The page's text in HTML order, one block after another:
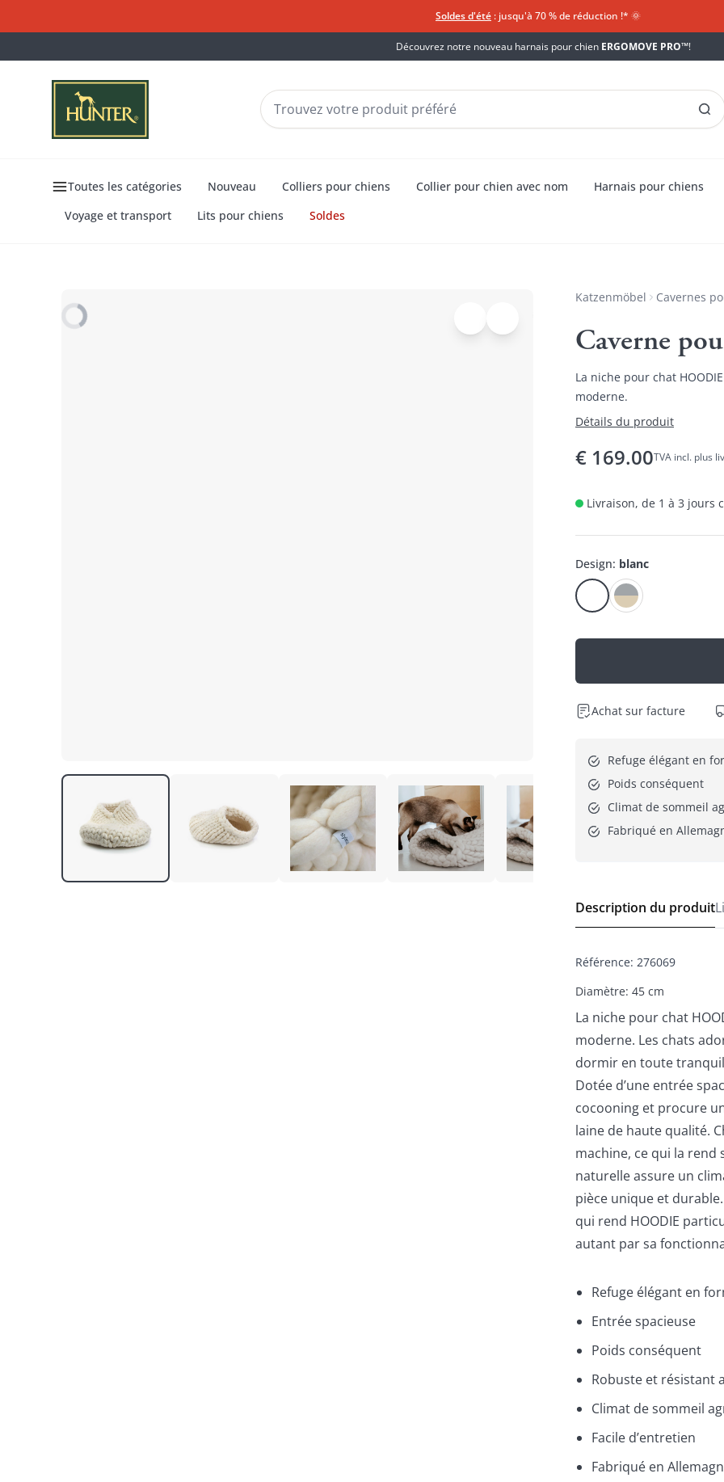
Soldes d'été : jusqu'à 70 % de réduction !*​ 🌞
Découvrez notre nouveau harnais pour chien ERGOMOVE PRO™!
Toutes les catégories Nouveau Colliers pour chiens Collier pour chien avec nom Harnais pour chiens
Voyage et transport
Lits pour chiens Soldes
Katzenmöbel Cavernes
Caverne
La niche pour chat
moderne.
Détails du produit
€ 169.00TVA incl. plus
Livraison, de 1 à 3 jours
Design: blanc
Achat sur facture
Refuge élégant en
Poids conséquent
Climat de sommeil
Fabriqué en
Description du produit
Référence: 276069
Diamètre: 45 cm
La niche pour chat
moderne. Les chats
dormir en toute
Dotée d’une entrée
cocooning et procure
laine de haute qualité.
machine, ce qui la rend
naturelle assure un
pièce unique et
qui rend HOODIE
autant par sa
Refuge élégant en
Entrée spacieuse
Poids conséquent
Robuste et résistant
Climat de sommeil
Facile d’entretien
Fabriqué en